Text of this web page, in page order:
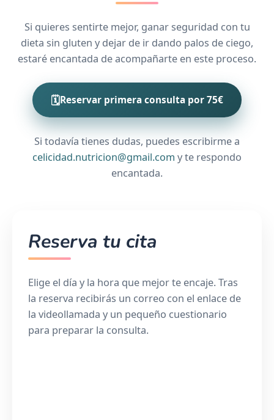
Si quieres sentirte mejor, ganar seguridad con tu
dieta sin gluten y dejar de ir dando palos de ciego,
estaré encantada de acompañarte en este proceso.
🗓Reservar primera consulta por 75€
Si todavía tienes dudas, puedes escribirme a
celicidad.nutricion@gmail.com y te respondo
encantada.
Reserva tu cita
Elige el día y la hora que mejor te encaje. Tras
la reserva recibirás un correo con el enlace de
la videollamada y un pequeño cuestionario
para preparar la consulta.